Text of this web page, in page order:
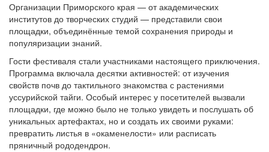
Организации Приморского края — от академических
институтов до творческих студий — представили свои
площадки, объединённые темой сохранения природы и
популяризации знаний.
Гости фестиваля стали участниками настоящего приключения.
Программа включала десятки активностей: от изучения
свойств почв до тактильного знакомства с растениями
уссурийской тайги. Особый интерес у посетителей вызвали
площадки, где можно было не только увидеть и послушать об
уникальных артефактах, но и создать их своими руками:
превратить листья в «окаменелости» или расписать
пряничный рододендрон.